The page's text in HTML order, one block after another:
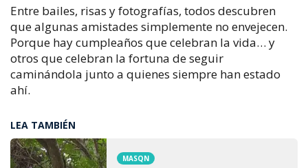
Entre bailes, risas y fotografías, todos descubren
que algunas amistades simplemente no envejecen.
Porque hay cumpleaños que celebran la vida… y
otros que celebran la fortuna de seguir
caminándola junto a quienes siempre han estado
ahí.
LEA TAMBIÉN
MASQN